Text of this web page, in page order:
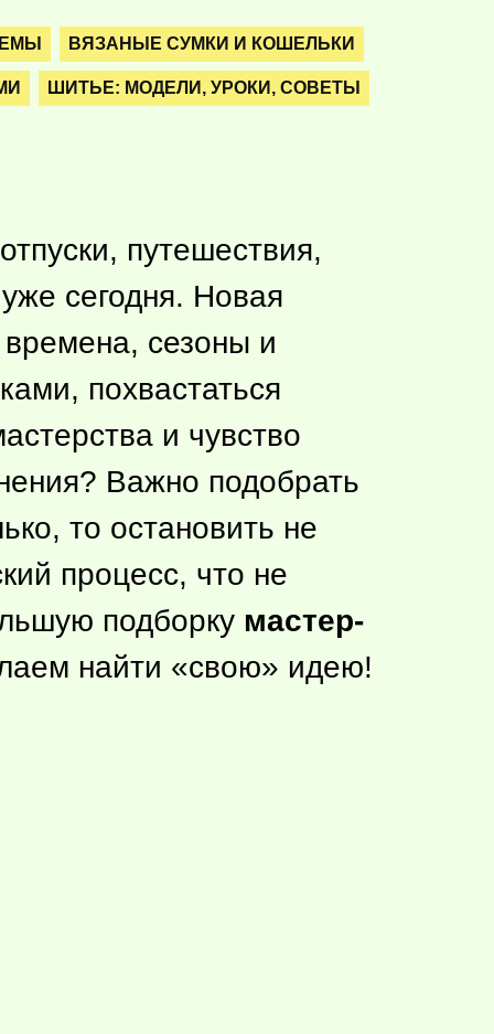
ВЯЗАНЫЕ СУМКИ И КОШЕЛЬКИ
ШИТЬЕ: МОДЕЛИ, УРОКИ, СОВЕТЫ
путешествия,
сегодня. Новая
сезоны и
похвастаться
и чувство
Важно подобрать
то остановить не
процесс, что не
подборку мастер-
найти «свою» идею!